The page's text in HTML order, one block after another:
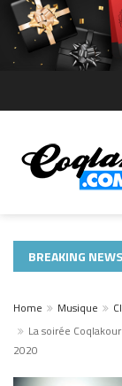
BREAKING NEWS
les photos de
Home Musique
La soirée
2020